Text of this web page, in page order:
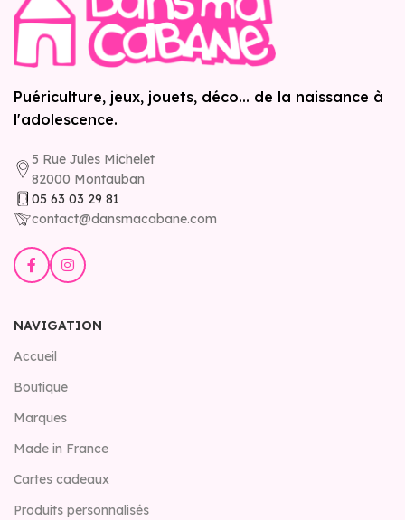
Puériculture, jeux, jouets, déco... de la naissance à
l'adolescence.
5 Rue Jules Michelet
82000 Montauban
05 63 03 29 81
contact@dansmacabane.com
NAVIGATION
Accueil
Boutique
Marques
Made in France
Cartes cadeaux
Produits personnalisés